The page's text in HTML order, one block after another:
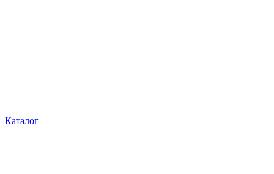
Каталог